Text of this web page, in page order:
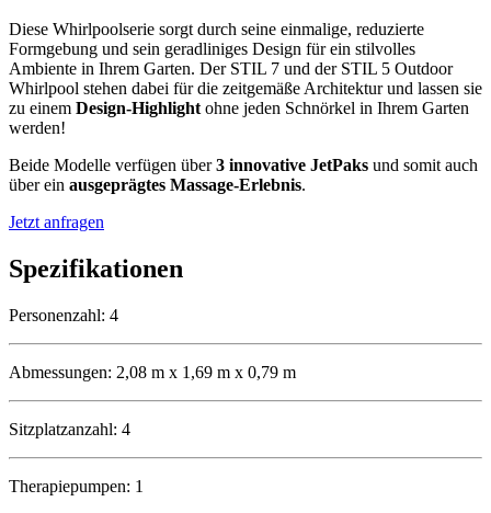
Diese Whirlpoolserie sorgt durch seine einmalige, reduzierte
Formgebung und sein geradliniges Design für ein stilvolles
Ambiente in Ihrem Garten. Der STIL 7 und der STIL 5 Outdoor
Whirlpool stehen dabei für die zeitgemäße Architektur und lassen sie
zu einem Design-Highlightohne jeden Schnörkel in Ihrem Garten
werden!
Beide Modelle verfügen über3 innovative JetPaks und somit auch
über ein ausgeprägtes Massage-Erlebnis.
Jetzt anfragen
Spezifi­kationen
Personenzahl: 4
Abmessungen: 2,08 m x 1,69 m x 0,79 m
Sitzplatzanzahl: 4
Therapiepumpen: 1